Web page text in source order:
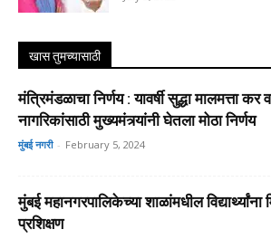
खास तुमच्यासाठी
मंत्रिमंडळाचा निर्णय : यावर्षी सुद्धा मालमत्ता कर
नागरिकांसाठी मुख्यमंत्र्यांनी घेतला मोठा निर्णय
मुंबई नगरी - February 5, 2024
मुंबई महानगरपालिकेच्या शाळांमधील
प्रशिक्षण